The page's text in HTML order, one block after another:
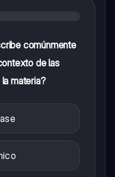
comúnmente
de las
materia?